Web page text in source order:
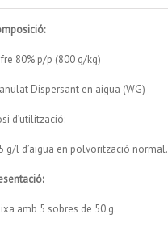
80% p/p (800 g/kg)
Dispersant en aigua (WG)
d’utilització:
g/l d’aigua en polvorització normal.
amb 5 sobres de 50 g.